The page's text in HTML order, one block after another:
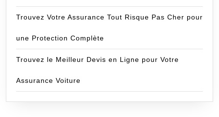
Trouvez Votre Assurance Tout Risque Pas Cher pour
une Protection Complète
Trouvez le Meilleur Devis en Ligne pour Votre
Assurance Voiture